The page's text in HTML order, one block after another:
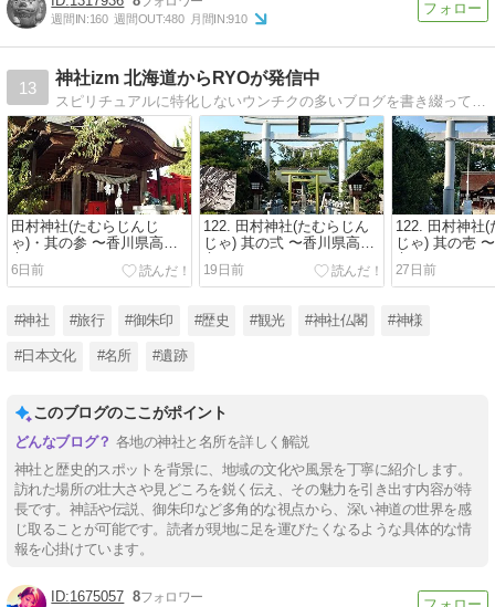
週間IN:160 週間OUT:480 月間IN:910
13
神社izm 北海道からRYOが発信中
田村神社(たむらじんじ
ゃ)・其の参 〜香川県高松
市〜
6日前
122. 田村神社(たむらじん
じゃ) 其の弍 〜香川県高松
19日前
122. 田村神社(
じゃ) 其の壱
27日前
#神社 #旅行 #御朱印 #歴史 #観光 #神社仏閣 #神様
#日本文化 #名所 #遺跡
このブログのここがポイント
各地の神社と名所を詳しく解説
神社と歴史的スポットを背景に、地域の文化や風景を丁寧に紹介します。
訪れた場所の壮大さや見どころを鋭く伝え、その魅力を引き出す内容が特
長です。神話や伝説、御朱印など多角的な視点から、深い神道の世界を感
じ取ることが可能です。読者が現地に足を運びたくなるような具体的な情
報を心掛けています。
1675057 8